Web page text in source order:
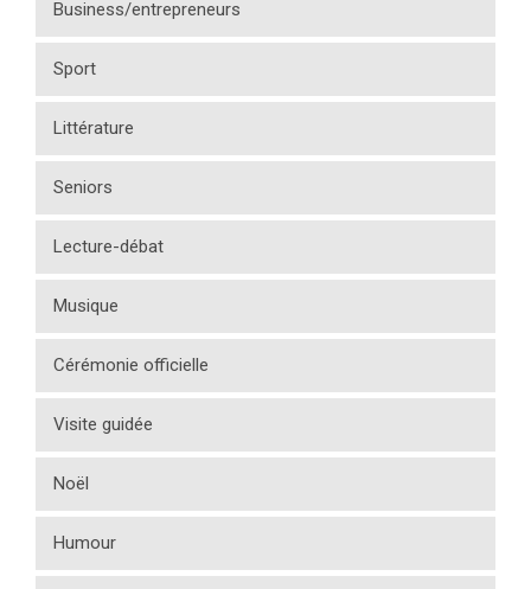
Business/entrepreneurs
Sport
Littérature
Seniors
Lecture-débat
Musique
Cérémonie officielle
Visite guidée
Noël
Humour